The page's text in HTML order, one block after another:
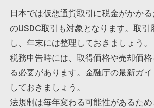
日本では仮想通貨取引に税金がかか
のUSDC取引も対象となります。取引
し、年末には整理しておきましょう。
税務申告時には、取得価格や売却価
る必要があります。金融庁の最新ガ
しておきましょう。
法規制は毎年変わる可能性があるた